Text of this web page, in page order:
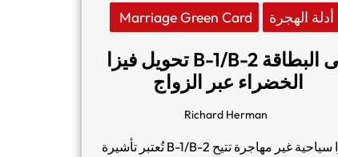
Marriage Green Card أدلة الهجرة
تحويل فيزا B-1/B-2 إلى البطاقة
الخضراء عبر الزواج
Richard Herman
تُعتبر تأشيرة B-1/B-2 فيزا سياحية غير مهاجرة تتيح